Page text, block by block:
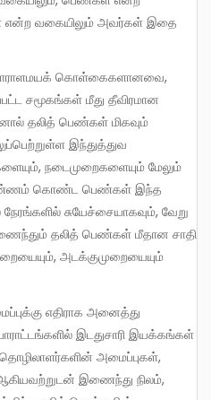
என்ற வகையிலும் அவர்கள் இதை
சமூகங்கள் மீது தீவிரமான
தலித் பெண்கள் மிகவும்
இந்துத்துவ
நடைமுறைகளையும் மேலும்
எண்ணம் கொண்ட பெண்கள் இந்த
சுயேச்சையாகவும், வேறு
தலித் பெண்கள் மீதான சாதி
அடக்குமுறையையும்
இடதுசாரி இயக்கங்கள்
அமைப்புகள்,
இணைந்து நிலம்,